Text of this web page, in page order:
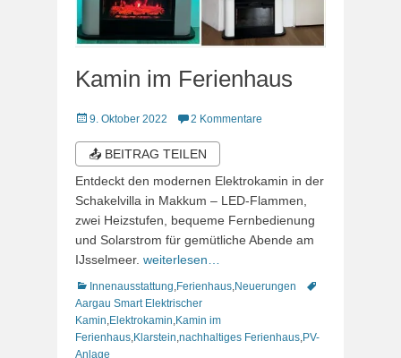
Kamin im Ferienhaus
Veröffentlicht
9. Oktober 2022 2 Kommentare
📤 BEITRAG TEILEN
Entdeckt den modernen Elektrokamin in der
Schakelvilla in Makkum – LED-Flammen,
zwei Heizstufen, bequeme Fernbedienung
und Solarstrom für gemütliche Abende am
IJsselmeer. weiterlesen…
Kategorien
Innenausstattung Ferienhaus Neuerungen
Schlagworte
Aargau Smart Elektrischer
Kamin Elektrokamin Kamin im
Ferienhaus Klarstein nachhaltiges Ferienhaus PV-
Anlage